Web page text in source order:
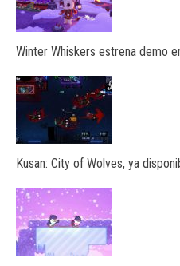
Winter Whiskers estrena demo
Kusan: City of Wolves, ya